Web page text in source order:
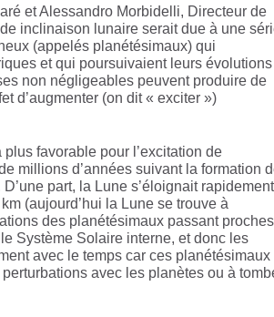
et Alessandro Morbidelli, Directeur de
inclinaison lunaire serait due à une
(appelés planétésimaux) qui
et qui poursuivaient leurs évolutions
non négligeables peuvent produire de
d’augmenter (on dit « exciter »)
favorable pour l’excitation de
millions d’années suivant la formation
part, la Lune s’éloignait
(aujourd’hui la Lune se trouve à
des planétésimaux passant
Système Solaire interne, et donc les
avec le temps car ces planétésimaux
avec les planètes ou à